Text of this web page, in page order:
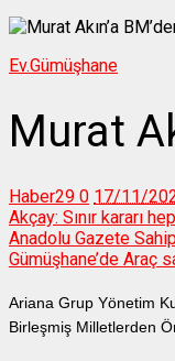
Ev.Gümüşhane
Murat
Haber29 0 17/11/
Akçay: Sınır kararı
Anadolu Gazete
Gümüşhane’de Araç
Ariana Grup Yönetim
Birleşmiş Milletlerden